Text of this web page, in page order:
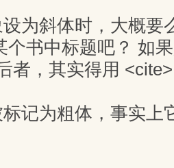
为斜体时，大概要
个书中标题吧？ 如
者，其实得用
记为粗体，事实上